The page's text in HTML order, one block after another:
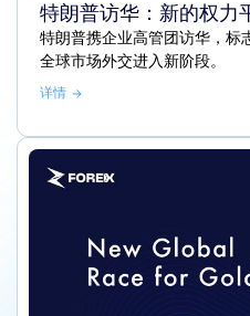
特朗普访华：新的权力
特朗普携企业高管团访华，标
全球市场外交进入新阶段。
详情